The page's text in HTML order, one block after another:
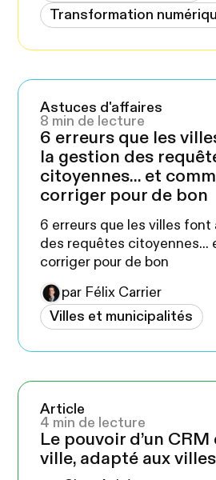
Transformation
Astuces d'affaires
8 min de lecture
6 erreurs que les
la gestion des
citoyennes... et
corriger pour de bon
6 erreurs que les villes font
des requêtes citoyennes...
corriger pour de bon
par Félix Carrier
Villes et municipalités
Article
4 min de lecture
Le pouvoir d’un
ville, adapté aux